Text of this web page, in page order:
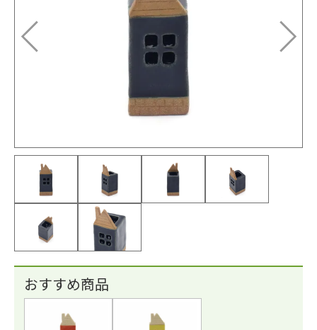
おすすめ商品